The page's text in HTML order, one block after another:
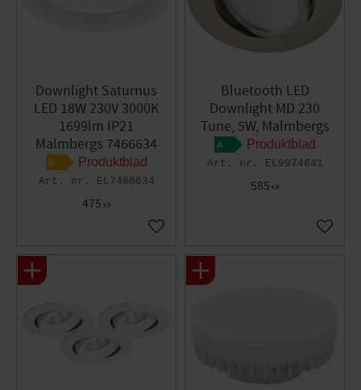
Downlight Saturnus
LED 18W 230V 3000K
1699lm IP21
Malmbergs 7466634
Produktblad
EL7466634
475 KR
Lägg till i favoriter
Bluetooth LED
Downlight MD 230
Tune, 5W, Malmbergs
Produktblad
EL9974641
585 KR
Lägg